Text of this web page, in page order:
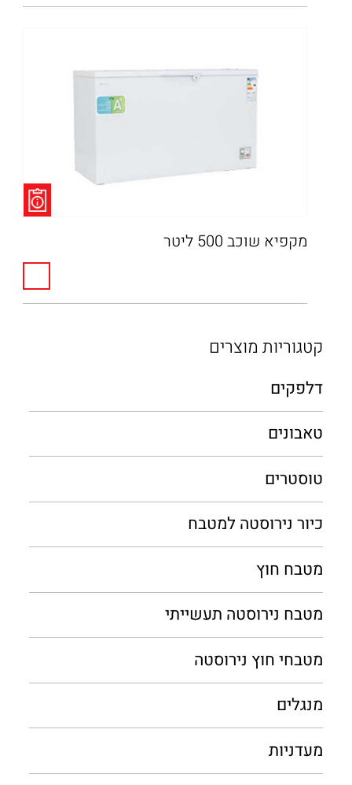
קטגוריות מוצרים
דלפקים
טאבונים
טוסטרים
כיור נירוסטה למטבח
מטבח חוץ
מטבח נירוסטה תעשייתי
מטבחי חוץ נירוסטה
מנגלים
מעדניות
מקפיא שוכב 500 ליטר